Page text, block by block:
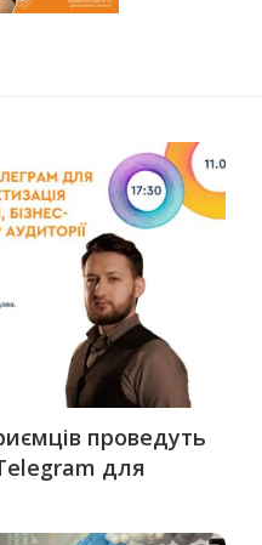
проведуть
для